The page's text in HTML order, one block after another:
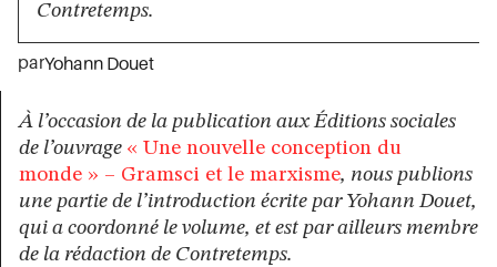
Contretemps.
parYohann Douet
À l’occasion de la publication aux Éditions sociales
de l’ouvrage « Une nouvelle conception du
monde » – Gramsci et le marxisme, nous publions
une partie de l’introduction écrite par Yohann Douet,
qui a coordonné le volume, et est par ailleurs membre
de la rédaction de Contretemps.